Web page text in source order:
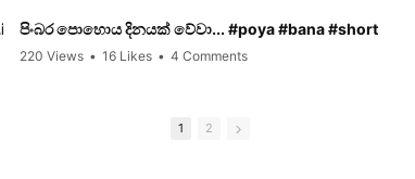
carefully #sumagaasapuwa #poya #bana
පිංබර පොහොය දිනයක් වේවා... #poya #bana #short
220 Views • 16 Likes • 4 Comments
1 2